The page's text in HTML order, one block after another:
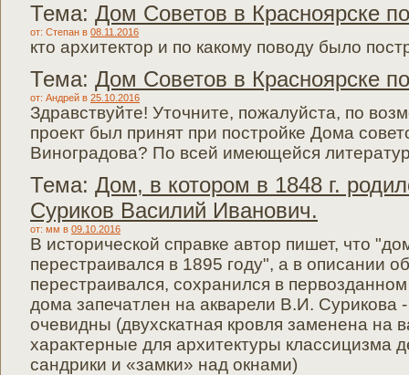
Тема: Дом Советов в Красноярске
от: Степан в 08.11.2016
кто архитектор и по какому поводу было
Тема: Дом Советов в Красноярске
от: Андрей в 25.10.2016
Здравствуйте! Уточните, пожалуйста, по
проект был принят при постройке Дома
Виноградова? По всей имеющейся
Тема: Дом, в котором в 1848 г.
Суриков Василий Иванович.
от: мм в 09.10.2016
В исторической справке автор пишет, что
перестраивался в 1895 году", а в описании
перестраивался, сохранился в
дома запечатлен на акварели В.И. Сурикова
очевидны (двухскатная кровля заменена на
характерные для архитектуры классицизма
сандрики и «замки» над окнами)